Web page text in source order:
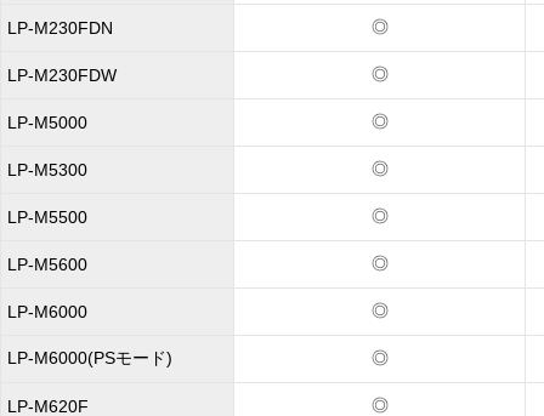
LP-M230FDN ◎
LP-M230FDW ◎
LP-M5000 ◎
LP-M5300 ◎
LP-M5500 ◎
LP-M5600 ◎
LP-M6000 ◎
LP-M6000(PSモード) ◎
LP-M620F ◎